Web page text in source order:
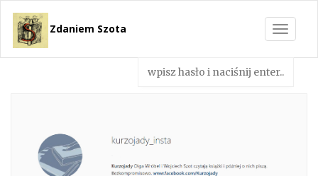
Toggle
Zdaniem Szota